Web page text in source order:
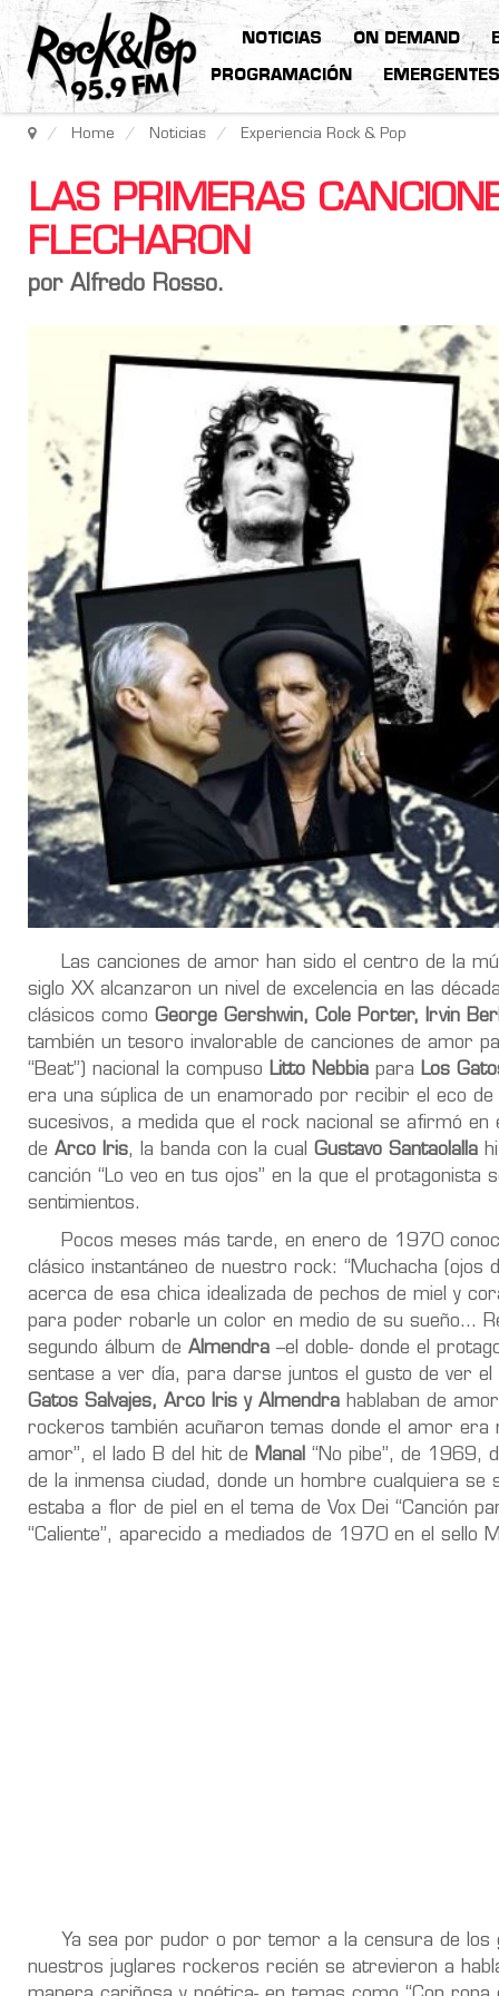
NOTICIAS ON DEMAND
PROGRAMACIÓN EMERGENTES
Home Noticias Experiencia Rock & Pop
LAS PRIMERAS
FLECHARON
por Alfredo Rosso.
Las canciones de amor han sido el centro de la
siglo XX alcanzaron un nivel de excelencia en las
clásicos como George Gershwin, Cole Porter, Irvin
también un tesoro invalorable de canciones de amor
“Beat”) nacional la compuso Litto Nebbia para Los
era una súplica de un enamorado por recibir el eco
sucesivos, a medida que el rock nacional se afirmó
de Arco Iris, la banda con la cual Gustavo Santaolalla
canción “Lo veo en tus ojos” en la que el
sentimientos.
Pocos meses más tarde, en enero de 1970
clásico instantáneo de nuestro rock: “Muchacha (ojos
acerca de esa chica idealizada de pechos de miel y
para poder robarle un color en medio de su sueño…
segundo álbum de Almendra –el doble- donde el
sentase a ver día, para darse juntos el gusto de ver el
Gatos Salvajes, Arco Iris y Almendra hablaban de
rockeros también acuñaron temas donde el amor era
amor”, el lado B del hit de Manal “No pibe”, de 1969,
de la inmensa ciudad, donde un hombre cualquiera
estaba a flor de piel en el tema de Vox Dei “Canción
“Caliente”, aparecido a mediados de 1970 en el sello
Ya sea por pudor o por temor a la censura de los
nuestros juglares rockeros recién se atrevieron a